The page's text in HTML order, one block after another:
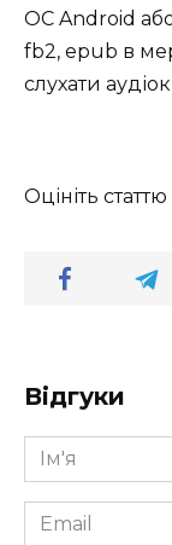
ОС Android
fb2, epub в
слухати
Оцініть статтю
Відгуки
Ім'я
*
Email